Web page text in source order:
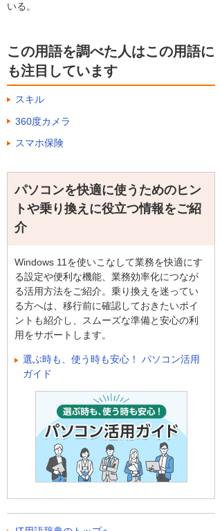
いる。
この用語を調べた人はこの用語に
も注目しています
スキル
360度カメラ
スマホ保険
パソコンを快適に使うためのヒン
トや乗り換えに役立つ情報をご紹
介
Windows 11を使いこなして業務を快適にす
る設定や便利な機能、業務効率化につなが
る活用方法をご紹介。乗り換えを迷ってい
る方へは、移行前に確認しておきたいポイ
ントも紹介し、スムーズな準備と安心の利
用をサポートします。
選ぶ時も、使う時も安心！ パソコン活用
ガイド